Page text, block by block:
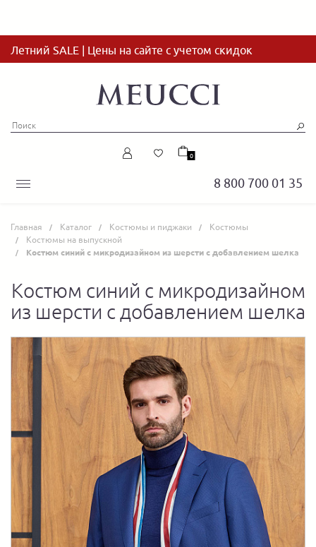
Летний SALE | Цены на сайте с учетом скидок
8 800 700 01 35
0
Главная Каталог Костюмы и пиджаки
Костюмы
Костюмы на выпускной
Костюм синий с микродизайном из шерсти с добавлением шелка
Костюм синий с микродизайном
из шерсти с добавлением шелка